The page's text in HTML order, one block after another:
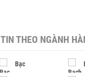
TIN THEO NGÀNH
Bạc